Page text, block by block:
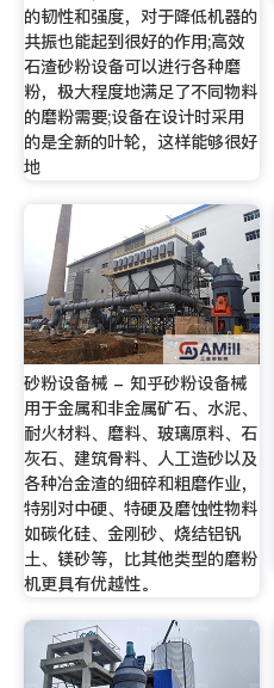
的韧性和强度，对于降低机器的
共振也能起到很好的作用;高效
石渣砂粉设备可以进行各种磨
粉，极大程度地满足了不同物料
的磨粉需要;设备在设计时采用
的是全新的叶轮，这样能够很好
地
砂粉设备械 - 知乎砂粉设备械
用于金属和非金属矿石、水泥、
耐火材料、磨料、玻璃原料、石
灰石、建筑骨料、人工造砂以及
各种冶金渣的细碎和粗磨作业，
特别对中硬、特硬及磨蚀性物料
如碳化硅、金刚砂、烧结铝钒
土、镁砂等，比其他类型的磨粉
机更具有优越性。